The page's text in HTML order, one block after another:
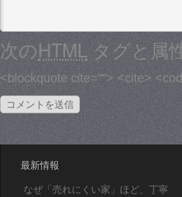
次のHTMLタグと属
<blockquote cite=""> <cite>
最新情報
なぜ「売れにくい家」ほど、丁寧